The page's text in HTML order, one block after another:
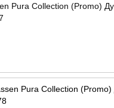
Pura Collection (Promo)